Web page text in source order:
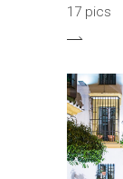
17 pics